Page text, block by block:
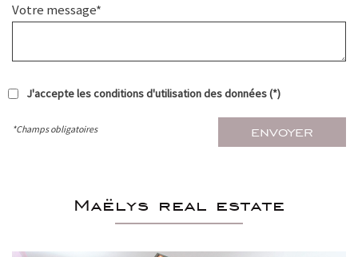
Votre message*
J'accepte les conditions d'utilisation des données (*)
ENVOYER
*Champs obligatoires
maëlys real estate